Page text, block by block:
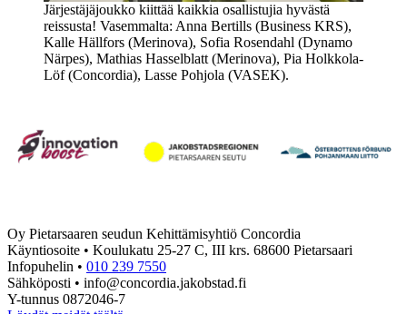
Järjestäjäjoukko kiittää kaikkia osallistujia hyvästä
reissusta! Vasemmalta: Anna Bertills (Business KRS),
Kalle Hällfors (Merinova), Sofia Rosendahl (Dynamo
Närpes), Mathias Hasselblatt (Merinova), Pia Holkkola-
Löf (Concordia), Lasse Pohjola (VASEK).
Oy Pietarsaaren seudun Kehittämisyhtiö Concordia
Käyntiosoite • Koulukatu 25-27 C, III krs. 68600 Pietarsaari
Infopuhelin • 010 239 7550
Sähköposti • info@concordia.jakobstad.fi
Y-tunnus 0872046-7